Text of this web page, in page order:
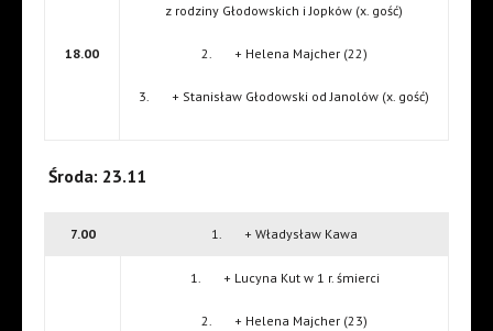
18.00
z rodziny Głodowskich i Jopków (x. gość)
2. + Helena Majcher (22)
3. + Stanisław Głodowski od Janolów (x. gość)
Środa: 23.11
7.00 1. + Władysław Kawa
1. + Lucyna Kut w 1 r. śmierci
2. + Helena Majcher (23)